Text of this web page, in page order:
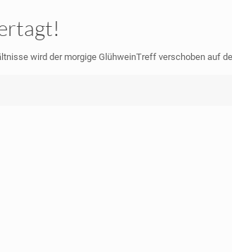
wird der morgige GlühweinTreff verschoben auf